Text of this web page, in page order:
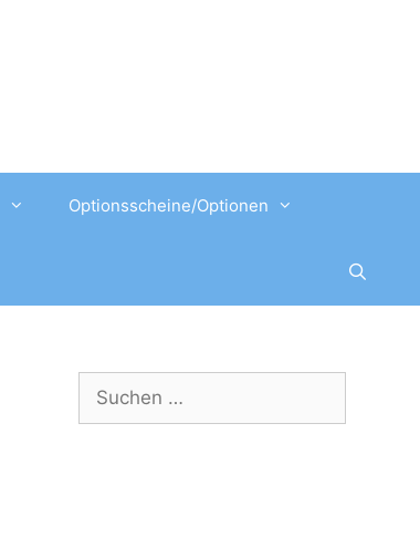
Optionsscheine/Optionen
Suchen
nach: